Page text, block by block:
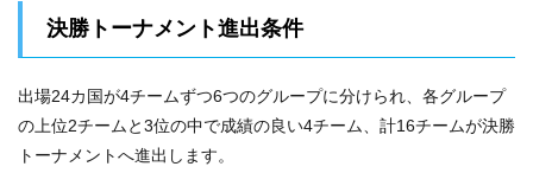
決勝トーナメント進出条件
出場24カ国が4チームずつ6つのグループに分けられ、各グループ
の上位2チームと3位の中で成績の良い4チーム、計16チームが決勝
トーナメントへ進出します。